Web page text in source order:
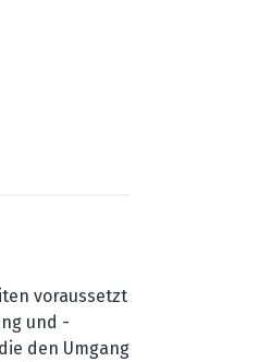
voraussetzt
und -
den Umgang